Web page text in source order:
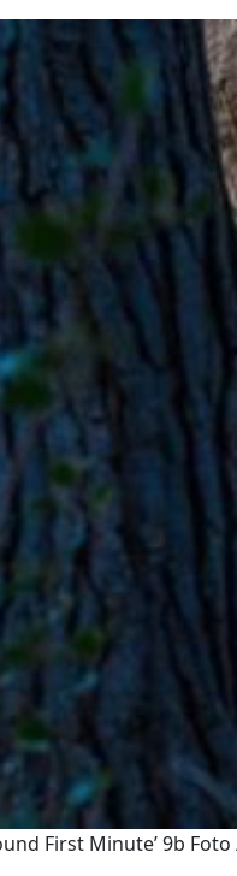
First Minute’ 9b